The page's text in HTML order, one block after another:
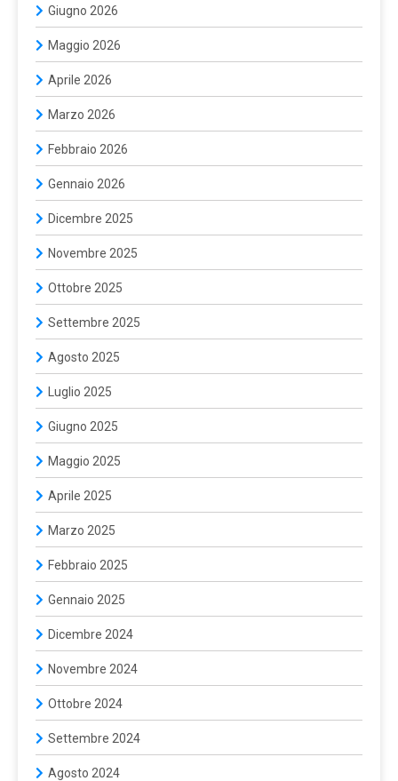
Giugno 2026
Maggio 2026
Aprile 2026
Marzo 2026
Febbraio 2026
Gennaio 2026
Dicembre 2025
Novembre 2025
Ottobre 2025
Settembre 2025
Agosto 2025
Luglio 2025
Giugno 2025
Maggio 2025
Aprile 2025
Marzo 2025
Febbraio 2025
Gennaio 2025
Dicembre 2024
Novembre 2024
Ottobre 2024
Settembre 2024
Agosto 2024